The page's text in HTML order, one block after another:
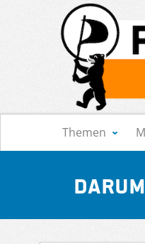
Themen